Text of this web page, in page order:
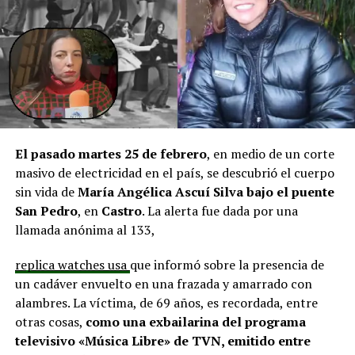
aprobadas que aún esperan financiamiento, como la
infraestructura del Club Deportivo Bernardo O’Higgins
y el cierre perimetral del Club Deportivo Aucar, obras
fundamentales para el desarrollo comunitario.
El alcalde de Quemchi, Javier Ugarte, expresó una
situación similar, señalando que en su comuna tienen
proyectos elegibles tanto en PMU como en PMB, pero
que hasta la fecha no han recibido respuesta clara sobre
si se entregarán los recursos.“Preocupa esta situación,
estos son proyectos que vienen trabajándose desde
hace tiempo y que hoy están en riesgo por la falta de
En la comuna deCuraco de Vélez, la alcaldesa Javiera
Yáñezindicó que históricamente la Subdere ha apoyado
a los municipios en diversos proyectos y que confía en
que durante el año se asignen nuevos recursos, aunque
El pasado martes 25 de febrero, en medio de un corte
masivo de electricidad en el país, se descubrió el cuerpo
sin vida deMaría Angélica Ascuí Silvabajo el puente
San Pedro, en Castro. La alerta fue dada por una
llamada anónima al 133,
replica watches usa que informó sobre la presencia de
un cadáver envuelto en una frazada y amarrado con
alambres. La víctima, de 69 años, es recordada, entre
otras cosas, como una exbailarina del programa
televisivo «Música Libre» de TVN, emitido entre